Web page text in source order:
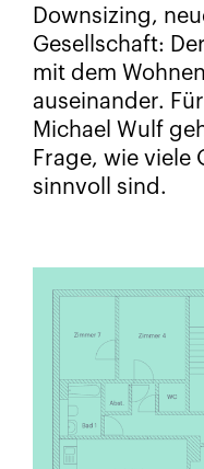
Downsizing,
Gesellschaft:
mit dem
auseinander.
Michael Wulf
Frage, wie viele
sinnvoll sind.